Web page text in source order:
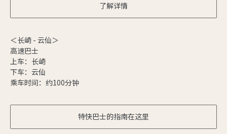
了解详情
＜长崎 - 云仙＞
高速巴士
上车：长崎
下车：云仙
乘车时间：约100分钟
特快巴士的指南在这里